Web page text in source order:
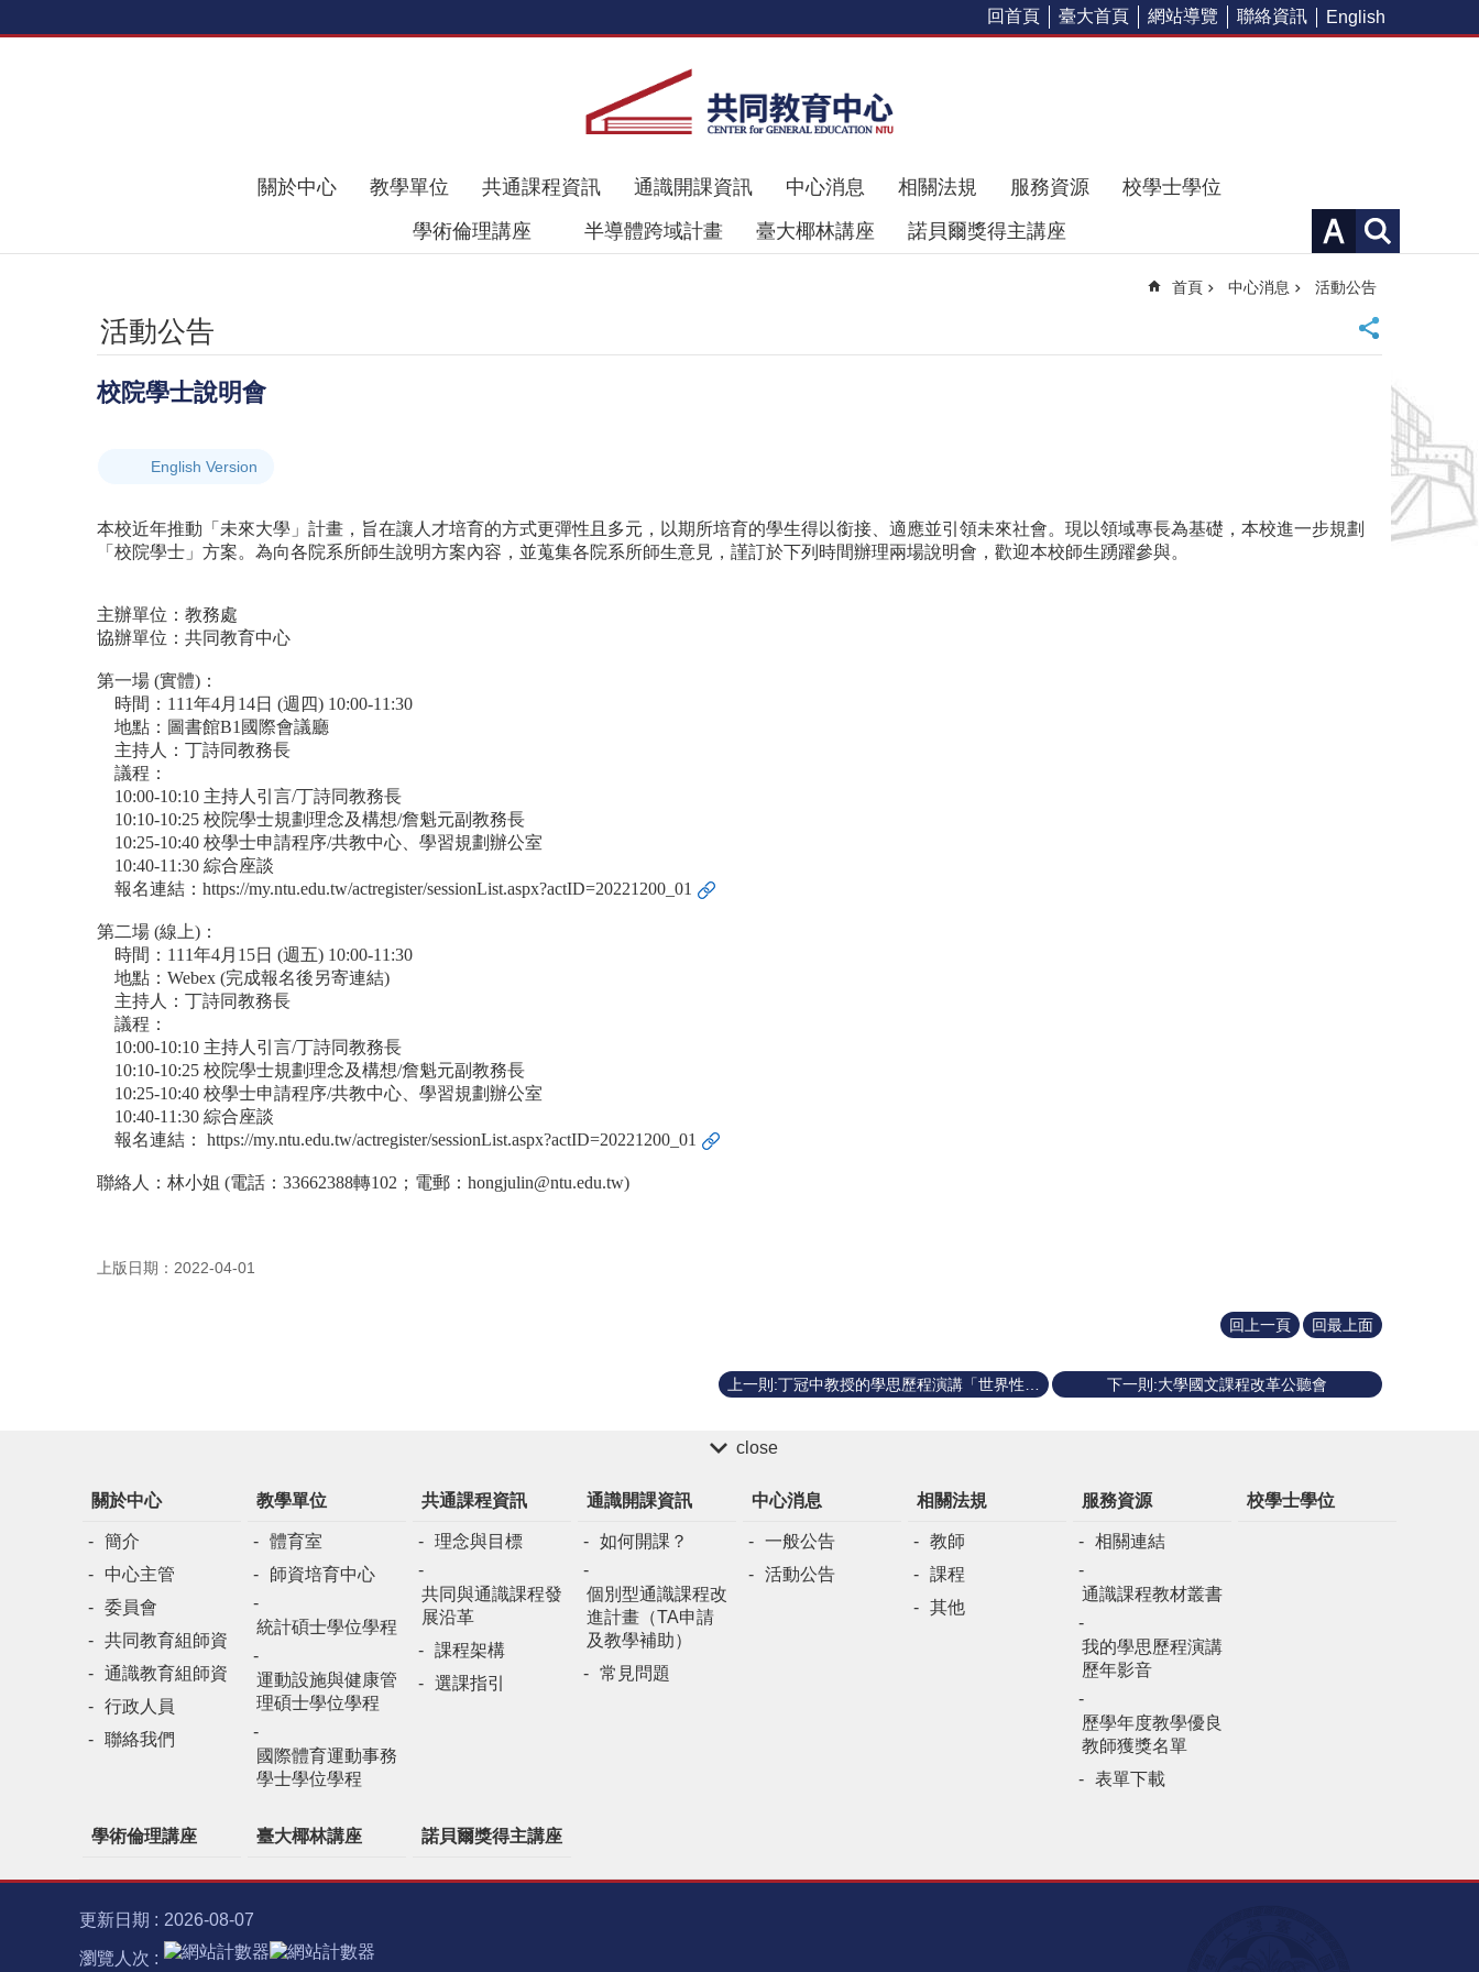
回首頁 臺大首頁 網站導覽 聯絡資訊 English
關於中心 教學單位 共通課程資訊 通識開課資訊 中心消息 相關法規 服務資源
校學士學位
學術倫理講座
半導體跨域計畫 臺大椰林講座 諾貝爾獎得主講座
首頁 中心消息 活動公告
活動公告
校院學士說明會
English Version
本校近年推動「未來大學」計畫，旨在讓人才培育的方式更彈性且多元，以期所培育的學生得以銜接、適應並引領未來社會。現以領域專長為基礎，本校進一步規劃
「校院學士」方案。為向各院系所師生說明方案內容，並蒐集各院系所師生意見，謹訂於下列時間辦理兩場說明會，歡迎本校師生踴躍參與。
主辦單位：教務處
協辦單位：共同教育中心
第一場 (實體) ：
時間： 111年4月 14日 (週四) 10:00-11:30
地點：圖書館B1 國際會議廳
主持人：丁詩同教務長
議程：
10:00-10:10 主持人引言/丁詩同教務長
10:10-10:25 校院學士規劃理念及構想/詹魁元副教務長
10:25-10:40 校學士申請程序/共教中心、學習規劃辦公室
10:40-11:30 綜合座談
報名連結： https://my.ntu.edu.tw/actregister/sessionList.aspx?actID=20221200_01
第二場 (線上) ：
時間： 111年4月 15日 (週五) 10:00-11:30
地點： Webex (完成報名後另寄連結)
主持人：丁詩同教務長
議程：
10:00-10:10 主持人引言/丁詩同教務長
10:10-10:25 校院學士規劃理念及構想/詹魁元副教務長
10:25-10:40 校學士申請程序/共教中心、學習規劃辦公室
10:40-11:30 綜合座談
報名連結： https://my.ntu.edu.tw/actregister/sessionList.aspx?actID=20221200_01
聯絡人：林小姐 (電話： 33662388轉102 ；電郵： hongjulin@ntu.edu.tw)
上版日期：2022-04-01
回上一頁 回最上面
下一則:大學國文課程改革公聽會
close
關於中心
簡介
中心主管
委員會
共同教育組師資
通識教育組師資
行政人員
聯絡我們
教學單位
體育室
師資培育中心
統計碩士學位學程
運動設施與健康管
理碩士學位學程
國際體育運動事務
學士學位學程
共通課程資訊
理念與目標
共同與通識課程發
展沿革
課程架構
選課指引
通識開課資訊
如何開課？
個別型通識課程改
進計畫（TA申請
及教學補助）
常見問題
中心消息
一般公告
活動公告
相關法規
教師
課程
其他
服務資源
相關連結
通識課程教材叢書
我的學思歷程演講
歷年影音
歷學年度教學優良
教師獲獎名單
表單下載
校學士學位
學術倫理講座 臺大椰林講座 諾貝爾獎得主講座
更新日期 2026-08-07
瀏覽人次